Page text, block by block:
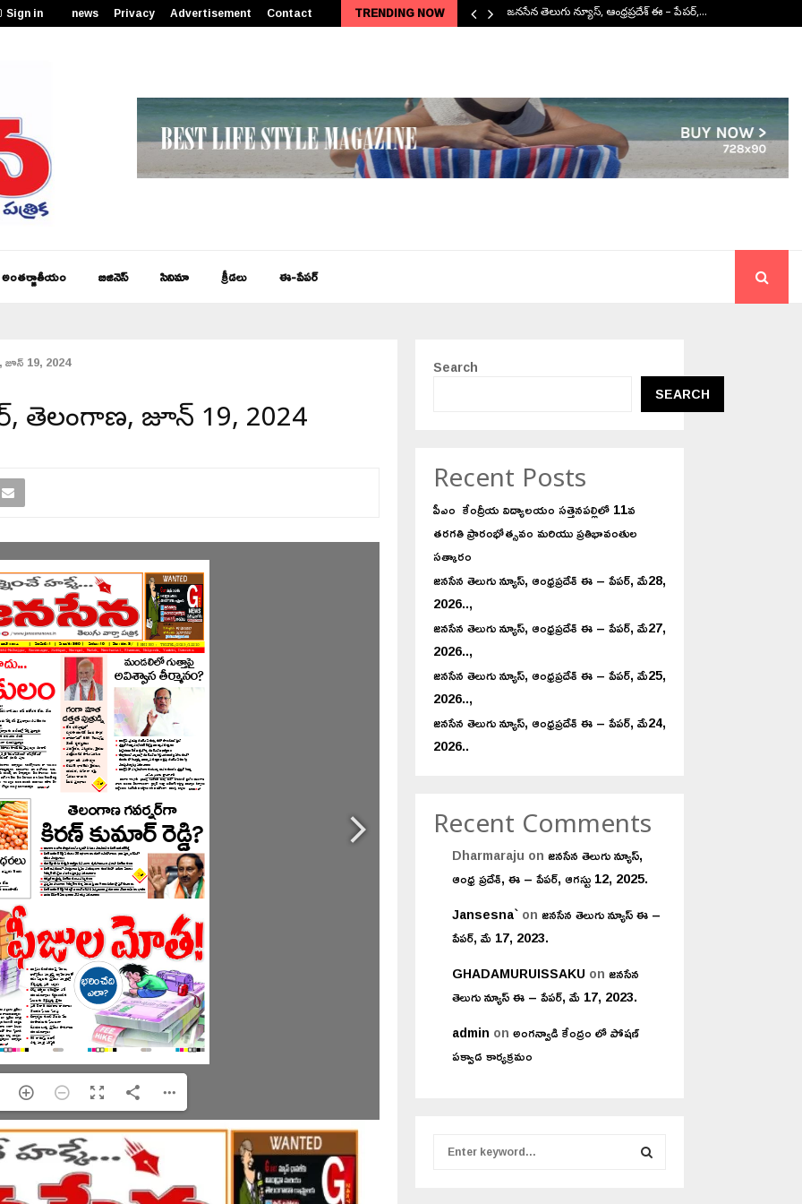
Sign in news Privacy Advertisement Contact TRENDING NOW
పీఎం కేంద్రీయ విద్యాలయం సత్తెనపల్లిలో 11వ తరగతి ప్రారంభోత్సవం… జనసేన తెలుగు న్యూస్, ఆంధ్రప్రదేశ్ ఈ – పేపర్,…
అంతర్జాతీయం బిజినెస్ సినిమా క్రీడలు ఈ-పేపర్
19, 2024
తెలంగాణ, జూన్ 19, 2024
Search
SEARCH
Recent Posts
పీఎం కేంద్రీయ విద్యాలయం సత్తెనపల్లిలో 11వ
తరగతి ప్రారంభోత్సవం మరియు ప్రతిభావంతుల
సత్కారం
జనసేన తెలుగు న్యూస్, ఆంధ్రప్రదేశ్ ఈ – పేపర్, మే28,
2026..,
జనసేన తెలుగు న్యూస్, ఆంధ్రప్రదేశ్ ఈ – పేపర్, మే27,
2026..,
జనసేన తెలుగు న్యూస్, ఆంధ్రప్రదేశ్ ఈ – పేపర్, మే25,
2026..,
జనసేన తెలుగు న్యూస్, ఆంధ్రప్రదేశ్ ఈ – పేపర్, మే24,
2026..
Recent Comments
Dharmaraju onజనసేన తెలుగు న్యూస్,
ఆంధ్ర ప్రదేశ్, ఈ – పేపర్, ఆగస్టు 12, 2025.
Jansesna`onజనసేన తెలుగు న్యూస్ ఈ –
పేపర్, మే 17, 2023.
GHADAMURUISSAKU onజనసేన
తెలుగు న్యూస్ ఈ – పేపర్, మే 17, 2023.
admin onఅంగన్వాడి కేంద్రం లో పోషణ్
పక్వాడ కార్యక్రమం